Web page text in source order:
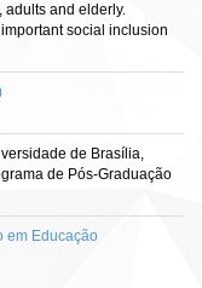
adults and elderly.
social inclusion
de Brasília,
de Pós-Graduação
em Educação